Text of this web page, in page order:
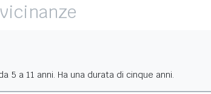
5 a 11 anni. Ha una durata di cinque anni.